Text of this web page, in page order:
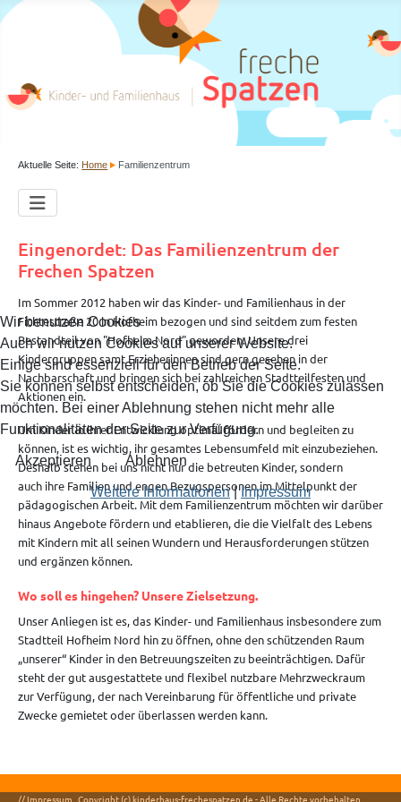
Aktuelle Seite:Home Familienzentrum
Eingenordet: Das Familienzentrum der
Frechen Spatzen
Im Sommer 2012 haben wir das Kinder- und Familienhaus in der
Fichtestraße 20 in Hofheim bezogen und sind seitdem zum festen
Bestandteil von "Hofheim Nord" geworden. Unsere drei
Kindergruppen samt Erzieherinnen sind gern gesehen in der
Nachbarschaft und bringen sich bei zahlreichen Stadtteilfesten und
Aktionen ein.
Um Kinder in ihrer Entwicklung optimal fördern und begleiten zu
können, ist es wichtig, ihr gesamtes Lebensumfeld mit einzubeziehen.
Deshalb stehen bei uns nicht nur die betreuten Kinder, sondern
auch ihre Familien und engen Bezugspersonen im Mittelpunkt der
pädagogischen Arbeit. Mit dem Familienzentrum möchten wir darüber
hinaus Angebote fördern und etablieren, die die Vielfalt des Lebens
mit Kindern mit all seinen Wundern und Herausforderungen stützen
und ergänzen können.
Wo soll es hingehen? Unsere Zielsetzung.
Unser Anliegen ist es, das Kinder- und Familienhaus insbesondere zum
Stadtteil Hofheim Nord hin zu öffnen, ohne den schützenden Raum
„unserer“ Kinder in den Betreuungszeiten zu beeinträchtigen. Dafür
steht der gut ausgestattete und flexibel nutzbare Mehrzweckraum
zur Verfügung, der nach Vereinbarung für öffentliche und private
Zwecke gemietet oder überlassen werden kann.
// Impressum Copyright (c) kinderhaus-frechespatzen.de - Alle Rechte vorbehalten.
Wir benutzen Cookies
Auch wir nutzen Cookies auf unserer Website.
Einige sind essenziell für den Betrieb der Seite.
Sie können selbst entscheiden, ob Sie die Cookies zulassen
möchten. Bei einer Ablehnung stehen nicht mehr alle
Funktionalitäten der Seite zur Verfügung.
Akzeptieren Ablehnen
Weitere Informationen|Impressum